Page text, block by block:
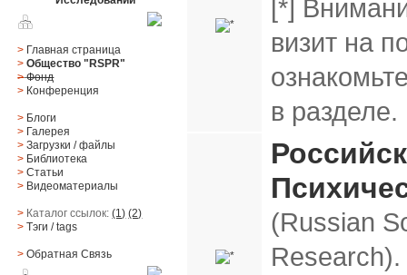
> Главная страница
> Общество "RSPR"
> Фонд
> Конференция
> Блоги
> Галерея
> Загрузки/файлы
> Библиотека
> Статьи
> Видеоматериалы
> Каталог ссылок:(1) (2)
> Тэги/ tags
> Обратная Cвязь
[*]
визит на
в разделе.
(Russian